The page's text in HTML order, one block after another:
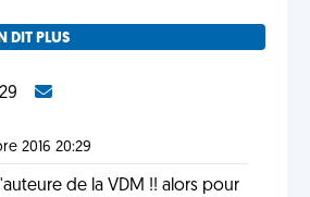
DIT PLUS
29
2016 20:29
de la VDM !! alors pour